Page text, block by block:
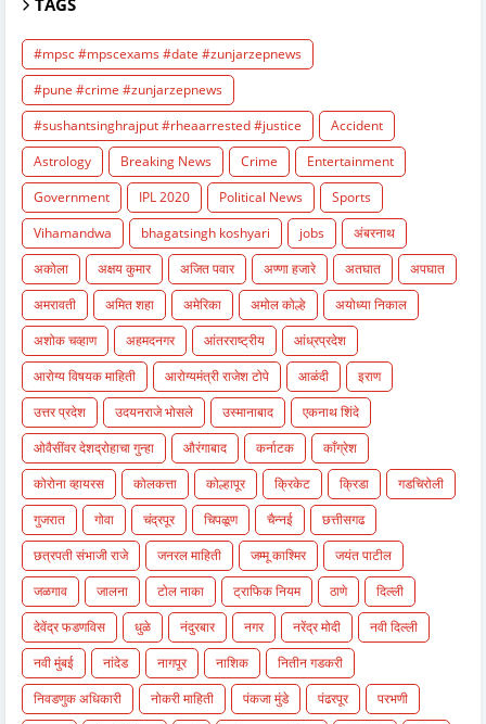
TAGS
#mpsc #mpscexams #date #zunjarzepnews
#pune #crime #zunjarzepnews
#sushantsinghrajput #rheaarrested #justice
Accident
Astrology
Breaking News Crime
Entertainment
Government
IPL 2020 Political News
Sports
Vihamandwa
bhagatsingh koshyari jobs
अंबरनाथ
अकोला
अक्षय कुमार अजित पवार अण्णा हजारे अतघात
अपघात
अमरावती
अमित शहा अमेरिका अमोल कोल्हे
अयोध्या निकाल
अशोक चव्हाण
अहमदनगर आंतरराष्ट्रीय
आंध्रप्रदेश
आरोग्य विषयक माहिती
आरोग्यमंत्री राजेश टोपे आळंदी
इराण
उत्तर प्रदेश
उदयनराजे भोसले उस्मानाबाद
एकनाथ शिंदे
ओवैसींवर देशद्रोहाचा गुन्हा
औरंगाबाद कर्नाटक
काँग्रेश
कोरोना व्हायरस
कोलकत्ता कोल्हापूर क्रिकेट क्रिडा
गडचिरोली
गुजरात
गोवा चंद्रपूर चिपळूण चैन्नई
छत्तीसगढ
छत्रपती संभाजी राजे
जनरल माहिती जम्मू काश्मिर
जयंत पाटील
जळगाव
जालना टोल नाका ट्राफिक नियम ठाणे
दिल्ली
देवेंद्र फडणविस
धुळे नंदुरबार नगर नरेंद्र मोदी
नवी दिल्ली
नवी मुंबई
नांदेड नागपूर नाशिक
नितीन गडकरी
निवडणुक अधिकारी
नोकरी माहिती पंकजा मुंडे पंढरपूर
परभणी